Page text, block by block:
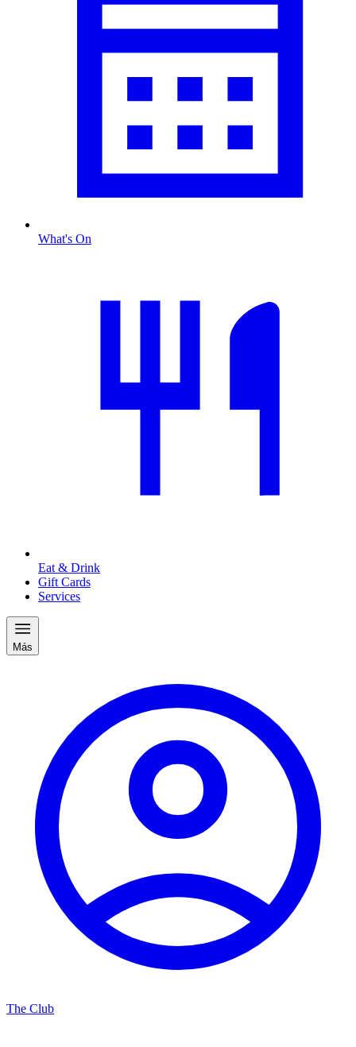
What's On
Eat & Drink
Gift Cards
Services
Más
The Club